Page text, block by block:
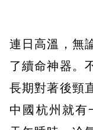
連日高溫，無
了續命神器。
長期對著後頸
中國杭州就有